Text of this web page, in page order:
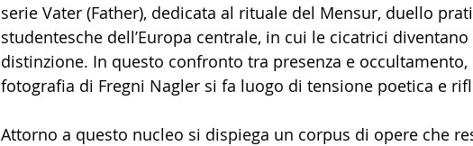
serie Vater (Father), dedicata al rituale del Mensur, duello
studentesche dell’Europa centrale, in cui le cicatrici
distinzione. In questo confronto tra presenza e
fotografia di Fregni Nagler si fa luogo di tensione poetica e
Attorno a questo nucleo si dispiega un corpus di opere che